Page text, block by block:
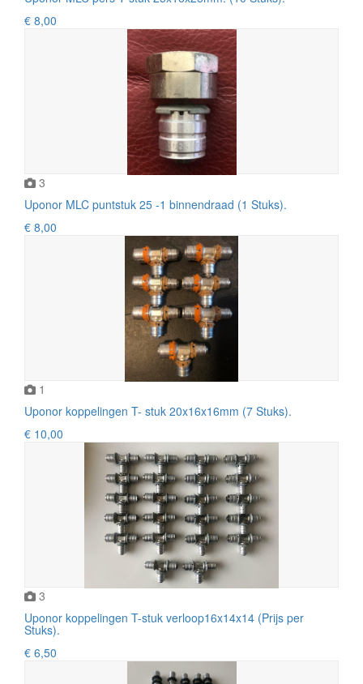
€ 8,00
3
Uponor MLC puntstuk 25 -1 binnendraad (1 Stuks).
€ 8,00
1
Uponor koppelingen T- stuk 20x16x16mm (7 Stuks).
€ 10,00
3
Uponor koppelingen T-stuk verloop16x14x14 (Prijs per
Stuks).
€ 6,50